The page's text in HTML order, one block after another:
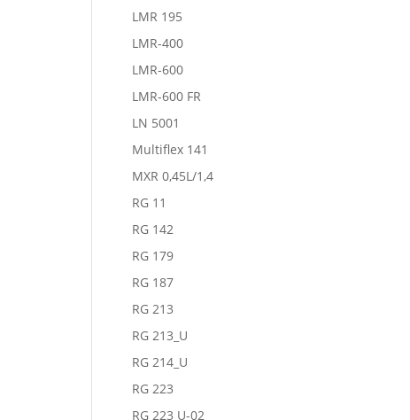
LMR 195
LMR-400
LMR-600
LMR-600 FR
LN 5001
Multiflex 141
MXR 0,45L/1,4
RG 11
RG 142
RG 179
RG 187
RG 213
RG 213_U
RG 214_U
RG 223
RG 223 U-02